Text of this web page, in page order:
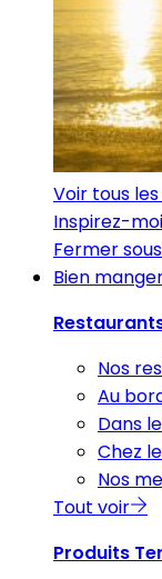
Voir tous
Inspirez-
Fermer
Bien
Nos
Au
Dans
Chez
Nos
Tout voir
Produits